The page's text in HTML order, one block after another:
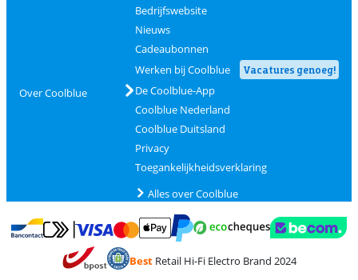
Over Coolblue
Bedrijfswebsite
Nieuws
Cadeaubonnen
Werken bij Coolblue
Vacatures genoeg!
De Coolblue-App
Coolblue Nederland
Coolblue Duitsland
Privacy
Toegankelijkheidsverklaring
Alles over Coolblue
Betalen met Bancontact
Betalen met MasterCard en Visa via ClickToPay
BestRetail Hi-Fi Electro Brand 2024